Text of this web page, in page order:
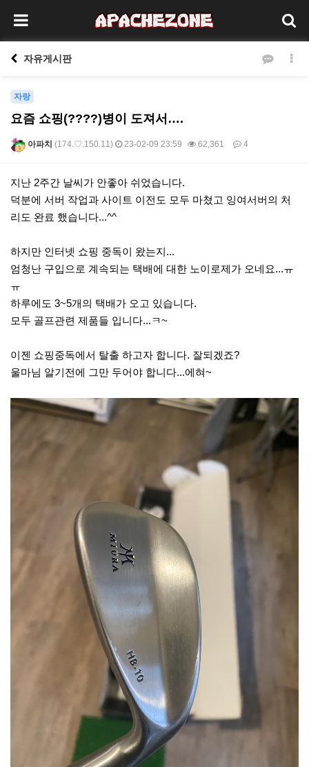
자유게시판
자랑
요즘 쇼핑(????️)병이 도져서….
아파치 (174.♡.150.11) 23-02-09 23:59 62,361 4
본문
지난 2주간 날씨가 안좋아 쉬었습니다.
덕분에 서버 작업과 사이트 이전도 모두 마쳤고 잉여서버의 처
리도 완료 했습니다...^^
하지만 인터넷 쇼핑 중독이 왔는지...
엄청난 구입으로 계속되는 택배에 대한 노이로제가 오네요...ㅠ
ㅠ
하루에도 3~5개의 택배가 오고 있습니다.
모두 골프관련 제품들 입니다...ㅋ~
이젠 쇼핑중독에서 탈출 하고자 합니다. 잘되겠죠?
울마님 알기전에 그만 두어야 합니다...에혀~